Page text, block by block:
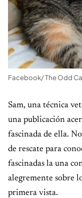
Facebook/ The Odd
Sam, una técnica
una publicación
fascinada de ella.
de rescate para
fascinadas la una
alegremente sobre
primera vista.